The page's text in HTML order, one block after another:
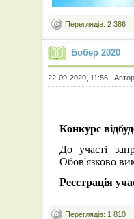
Переглядів: 2 386 |
Бобер 2020
22-09-2020, 11:56 |
Конкурс
До участі
Обов'язково
Реєстрація
Переглядів: 1 810 |